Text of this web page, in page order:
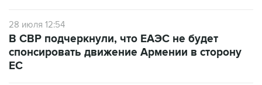
28 июля 12:54
В СВР подчеркнули, что ЕАЭС не будет
спонсировать движение Армении в сторону
ЕС